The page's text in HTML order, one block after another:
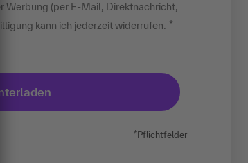
Werbung (per E-Mail, Direktnachricht,
kann ich jederzeit widerrufen.
*Pflichtfelder